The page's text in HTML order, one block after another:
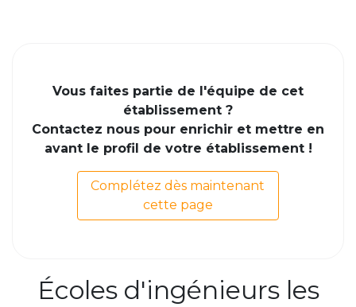
Vous faites partie de l'équipe de cet
établissement ?
Contactez nous pour enrichir et mettre en
avant le profil de votre établissement !
Complétez dès maintenant
cette page
Écoles d'ingénieurs les